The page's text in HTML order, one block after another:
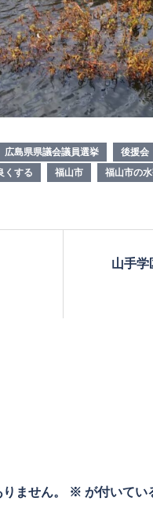
広島県県議会議員選挙 後援会
くする 福山市 福山市の
山手学
ません。 ※ が付いてい